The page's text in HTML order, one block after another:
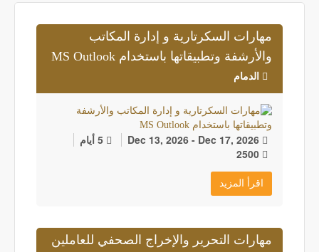
مهارات السكرتارية و إدارة المكاتب
والأرشفة وتطبيقاتها باستخدام MS Outlook
الدمام
5 أيام
اقرأ المزيد
مهارات التحرير والإخراج الصحفي للعاملين